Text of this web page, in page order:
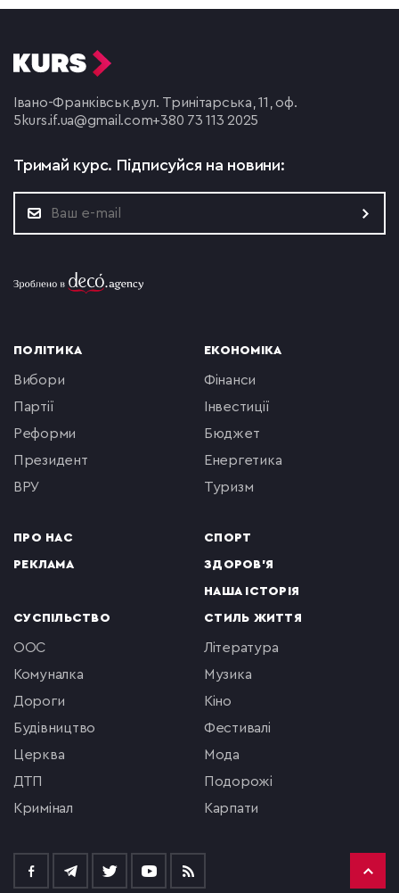
Івано-Франківськ,вул. Тринітарська, 11, оф.
5 kurs.if.ua@gmail.com+380 73 113 2025
Тримай курс. Підписуйся на новини:
ПОЛІТИКА
вибори
партії
реформи
президент
ВРУ
ПРО НАС
РЕКЛАМА
ЕКОНОМІКА
фінанси
інвестиції
бюджет
енергетика
туризм
СПОРТ
ЗДОРОВ'Я
НАША ІСТОРІЯ
СУСПІЛЬСТВО
ООС
комуналка
Дороги
будівництво
церква
ДТП
кримінал
СТИЛЬ ЖИТТЯ
література
музика
кіно
фестивалі
мода
подорожі
Карпати